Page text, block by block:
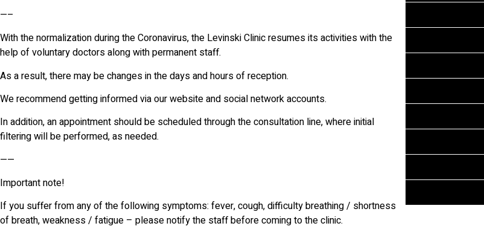
—–
With the normalization during the Coronavirus, the Levinski Clinic resumes its activities with the
help of voluntary doctors along with permanent staff.
As a result, there may be changes in the days and hours of reception.
We recommend getting informed via our website and social network accounts.
In addition, an appointment should be scheduled through the consultation line, where initial
filtering will be performed, as needed.
——
Important note!
If you suffer from any of the following symptoms: fever, cough, difficulty breathing / shortness
of breath, weakness / fatigue – please notify the staff before coming to the clinic.